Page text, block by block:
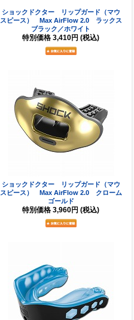
ショックドクター リップガード（マウ
スピース） Max AirFlow 2.0 ラックス
ブラック／ホワイト
特別価格 3,410円 (税込)
ショックドクター リップガード（マウ
スピース） Max AirFlow 2.0 クローム
ゴールド
特別価格 3,960円 (税込)